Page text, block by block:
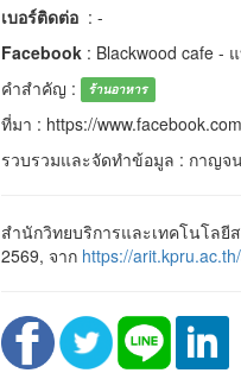
เบอร์ติดต่อ : -
Facebook : Blackwood cafe -
คำสำคัญ :
ร้านอาหาร
ที่มา : https://
รวบรวมและจัดทำข้อมูล : กาญจ
สำนักวิทยบริการและเทคโนโลยี
2569, จาก https://